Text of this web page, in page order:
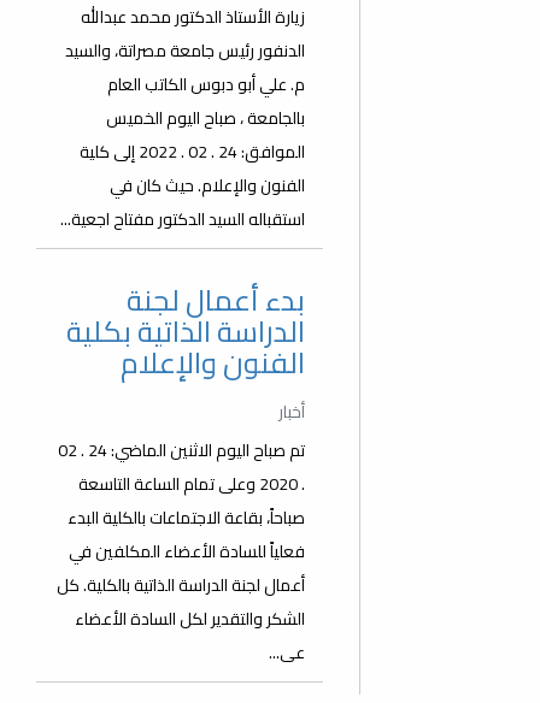
زيارة الأستاذ الدكتور محمد عبدالله
الدنفور رئيس جامعة مصراتة، والسيد
م. علي أبو دبوس الكاتب العام
بالجامعة ، صباح اليوم الخميس
الموافق: 24 . 02 . 2022 إلى كلية
الفنون والإعلام. حيث كان في
استقباله السيد الدكتور مفتاح اجعية...
بدء أعمال لجنة
الدراسة الذاتية بكلية
الفنون والإعلام
أخبار
تم صباح اليوم الاثنين الماضي: 24 . 02
. 2020 وعلى تمام الساعة التاسعة
صباحاً، بقاعة الاجتماعات بالكلية البدء
فعلياً للسادة الأعضاء المكلفين في
أعمال لجنة الدراسة الذاتية بالكلية. كل
الشكر والتقدير لكل السادة الأعضاء
عى...